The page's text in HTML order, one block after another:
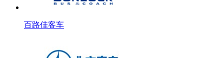
百路佳客车